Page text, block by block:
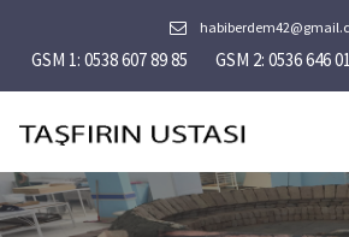
contentGSM 1: 0538 607 89 85 GSM 2: 0536 646